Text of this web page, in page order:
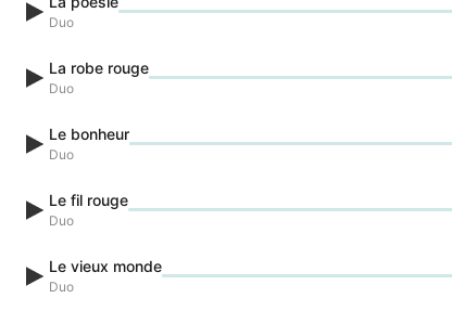
Duo
La robe rouge
Duo
Le bonheur
Duo
Le fil rouge
Duo
Le vieux monde
Duo